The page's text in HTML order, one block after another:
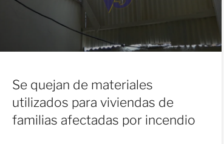
Se quejan de materiales
utilizados para viviendas de
familias afectadas por incendio